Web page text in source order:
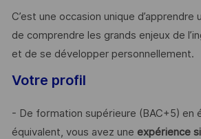
C’est une occasion unique d’apprendre
de comprendre les grands enjeux de
et de se développer personnellement.
Votre profil
- De formation supérieure (BAC+5) en
équivalent, vous avez une expérience